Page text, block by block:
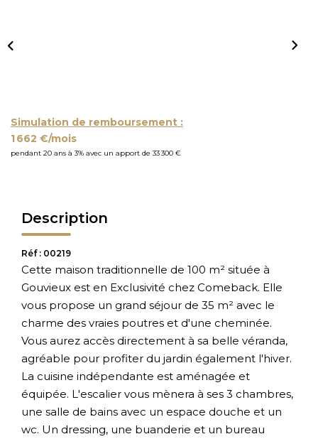
Simulation de remboursement :
1 662 €/mois
pendant 20 ans à 3% avec un apport de 33 300 €
Description
Réf : 00219
Cette maison traditionnelle de 100 m² située à
Gouvieux est en Exclusivité chez Comeback. Elle
vous propose un grand séjour de 35 m² avec le
charme des vraies poutres et d'une cheminée.
Vous aurez accès directement à sa belle véranda,
agréable pour profiter du jardin également l'hiver.
La cuisine indépendante est aménagée et
équipée. L'escalier vous mènera à ses 3 chambres,
une salle de bains avec un espace douche et un
wc. Un dressing, une buanderie et un bureau